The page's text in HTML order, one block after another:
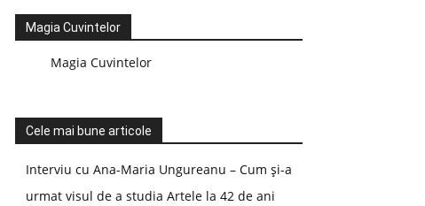
Magia Cuvintelor
Magia Cuvintelor
Cele mai bune articole
Interviu cu Ana-Maria Ungureanu – Cum și-a
urmat visul de a studia Artele la 42 de ani